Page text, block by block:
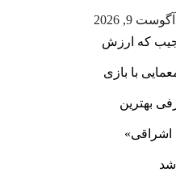
آگوست 9, 2026
که ارزش
با بازی
بهترین
شد